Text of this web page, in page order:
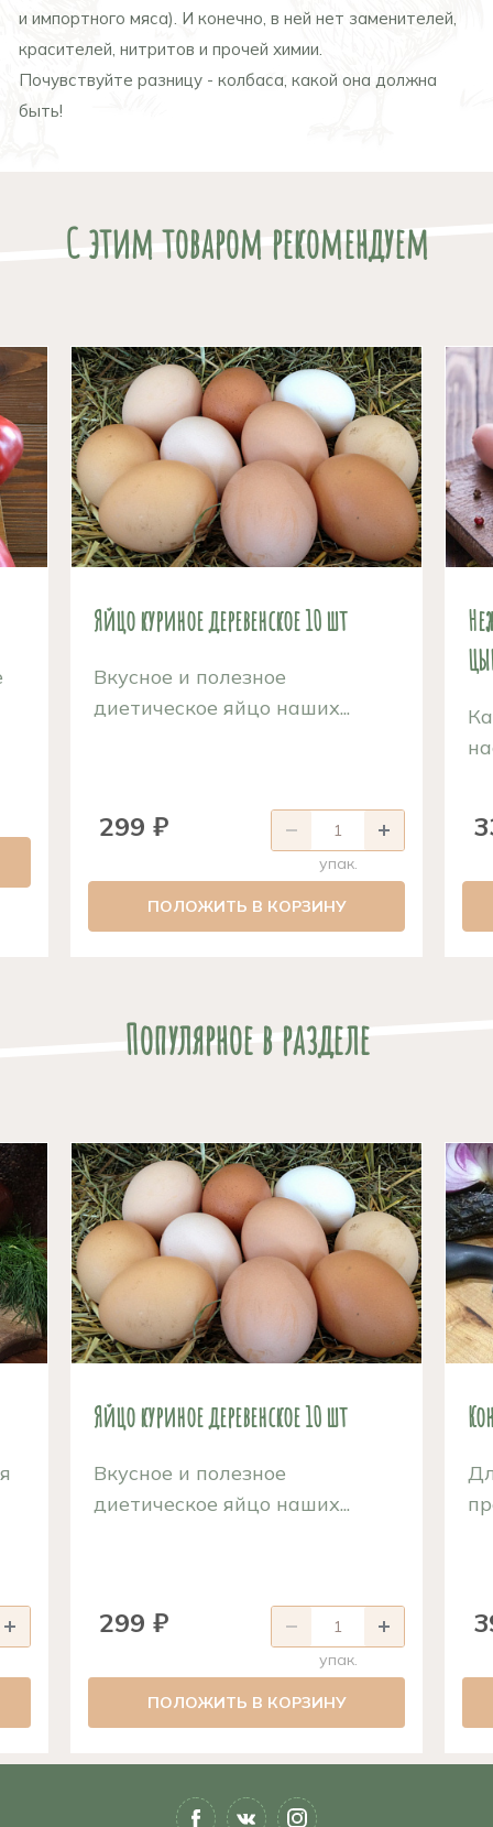
и импортного мяса). И конечно, в ней нет заменителей,
красителей, нитритов и прочей химии.
Почувствуйте разницу - колбаса, какой она должна
быть!
С этим товаром рекомендуем
Яйцо куриное деревенское 10 шт
Вкусное и полезное
диетическое яйцо наших...
299 ₽
упак.
ПОЛОЖИТЬ В КОРЗИНУ
Популярное в разделе
Яйцо куриное деревенское 10 шт
Вкусное и полезное
диетическое яйцо наших...
299 ₽
упак.
ПОЛОЖИТЬ В КОРЗИНУ